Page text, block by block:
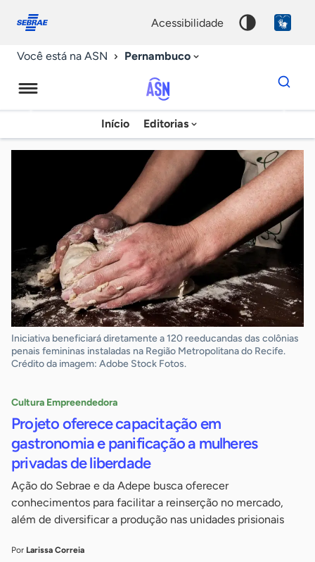
conosco
acessibilidade
Você está na ASN Pernambuco
Agência
Sebrae
de
Notícias
Início Editorias
Dados
para
chave
Iniciativa beneficiará diretamente a 120 reeducandas das colônias
penais femininas instaladas na Região Metropolitana do Recife.
Crédito da imagem: Adobe Stock Fotos.
Cultura Empreendedora
Projeto oferece capacitação em
gastronomia e panificação a mulheres
privadas de liberdade
Ação do Sebrae e da Adepe busca oferecer
conhecimentos para facilitar a reinserção no mercado,
além de diversificar a produção nas unidades prisionais
Por Larissa Correia